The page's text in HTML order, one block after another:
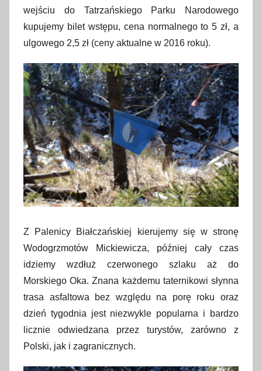
0
1
wejściu do Tatrzańskiego Parku Narodowego
kupujemy bilet wstępu, cena normalnego to 5 zł, a
ulgowego 2,5 zł (ceny aktualne w 2016 roku).
Z Palenicy Białczańskiej kierujemy się w stronę
Wodogrzmotów Mickiewicza, później cały czas
idziemy wzdłuż czerwonego szlaku aż do
Morskiego Oka. Znana każdemu taternikowi słynna
trasa asfaltowa bez względu na porę roku oraz
dzień tygodnia jest niezwykle popularna i bardzo
licznie odwiedzana przez turystów, zarówno z
Polski, jak i zagranicznych.